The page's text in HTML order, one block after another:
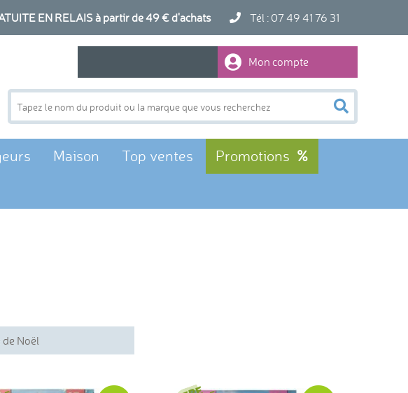
EN RELAIS à partir de 49 € d'achats Tél : 07 49 41 76 31
Mon compte
Maison Top ventes
Promotions
Noël